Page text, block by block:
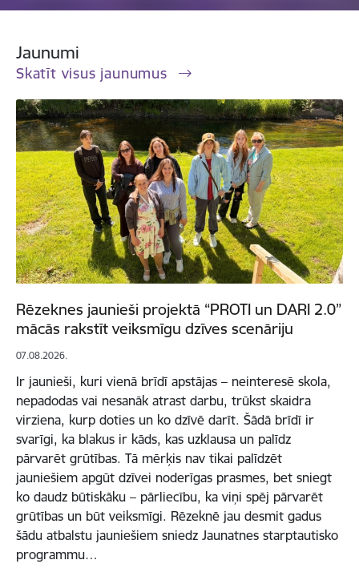
Jaunumi
Skatīt visus jaunumus
Rēzeknes jaunieši projektā “PROTI un DARI 2.0”
mācās rakstīt veiksmīgu dzīves scenāriju
07.08.2026.
Ir jaunieši, kuri vienā brīdī apstājas – neinteresē skola,
nepadodas vai nesanāk atrast darbu, trūkst skaidra
virziena, kurp doties un ko dzīvē darīt. Šādā brīdī ir
svarīgi, ka blakus ir kāds, kas uzklausa un palīdz
pārvarēt grūtības. Tā mērķis nav tikai palīdzēt
jauniešiem apgūt dzīvei noderīgas prasmes, bet sniegt
ko daudz būtiskāku – pārliecību, ka viņi spēj pārvarēt
grūtības un būt veiksmīgi. Rēzeknē jau desmit gadus
šādu atbalstu jauniešiem sniedz Jaunatnes starptautisko
programmu…